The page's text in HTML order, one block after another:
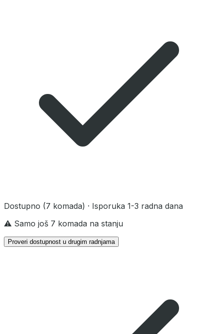
Dostupno (7 komada) · Isporuka 1-3 radna dana
⚠️ Samo još 7 komada na stanju
Proveri dostupnost u drugim radnjama